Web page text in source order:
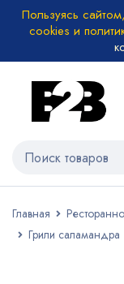
Пользуясь
cookies и
Главная
Грили саламандра